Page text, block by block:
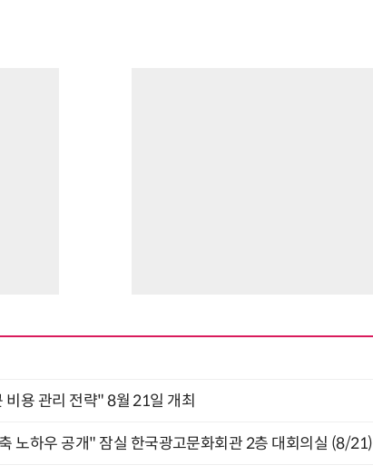
용 관리 전략" 8월 21일 개최
노하우 공개" 잠실 한국광고문화회관 2층 대회의실 (8/21)